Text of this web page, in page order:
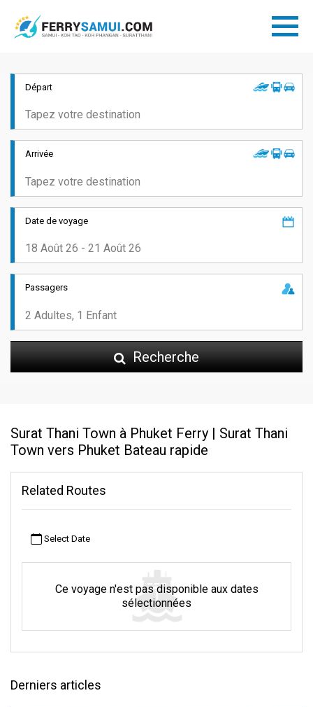
Départ
Arrivée
Date de voyage
Passagers
Recherche
Surat Thani Town à Phuket Ferry | Surat Thani
Town vers Phuket Bateau rapide
Related Routes
Select Date
Ce voyage n'est pas disponible aux dates
sélectionnées
Derniers articles